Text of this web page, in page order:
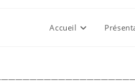
Accueil